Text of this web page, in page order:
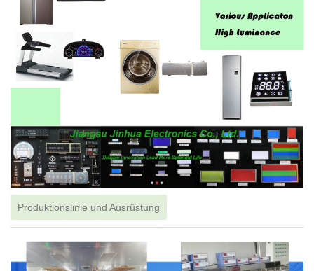
Produktionslinie und Ausrüstung